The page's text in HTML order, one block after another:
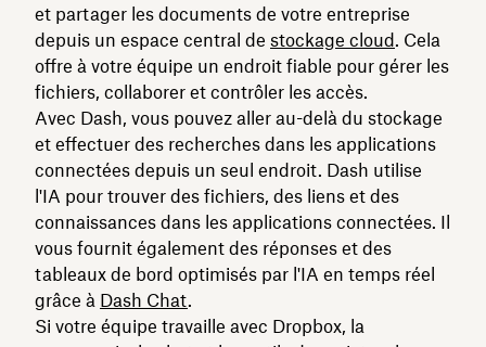
et partager les documents de votre entreprise
depuis un espace central de stockage cloud. Cela
offre à votre équipe un endroit fiable pour gérer les
fichiers, collaborer et contrôler les accès.
Avec Dash, vous pouvez aller au-delà du stockage
et effectuer des recherches dans les applications
connectées depuis un seul endroit. Dash utilise
l'IA pour trouver des fichiers, des liens et des
connaissances dans les applications connectées. Il
vous fournit également des réponses et des
tableaux de bord optimisés par l'IA en temps réel
grâce à Dash Chat.
Si votre équipe travaille avec Dropbox, la